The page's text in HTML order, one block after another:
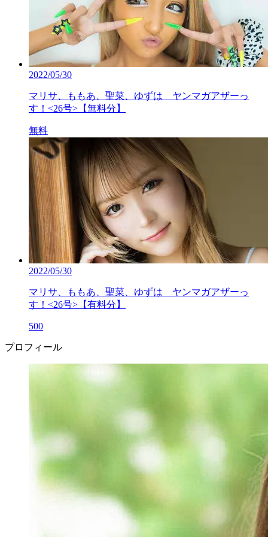
2022/05/30
マリサ、ももあ、聖菜、ゆずは ヤンマガアザーっ
す！<26号>【無料分】
無料
2022/05/30
マリサ、ももあ、聖菜、ゆずは ヤンマガアザーっ
す！<26号>【有料分】
500
プロフィール